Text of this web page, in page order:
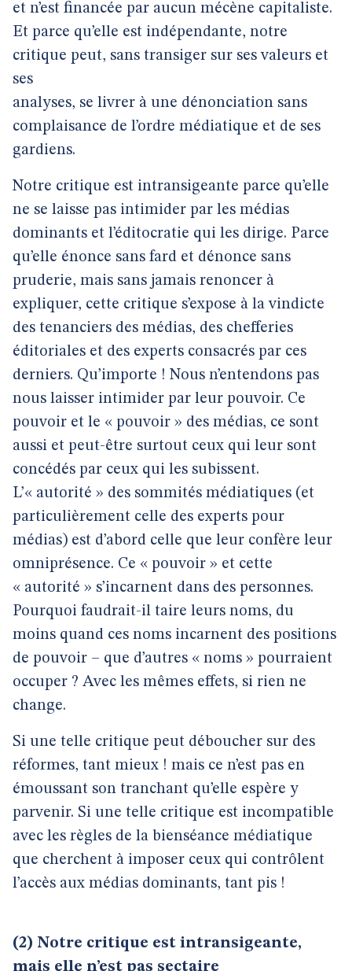
et n’est financée par aucun mécène capitaliste.
Et parce qu’elle est indépendante, notre
critique peut, sans transiger sur ses valeurs et
ses
analyses, se livrer à une dénonciation sans
complaisance de l’ordre médiatique et de ses
gardiens.
Notre critique est intransigeante parce qu’elle
ne se laisse pas intimider par les médias
dominants et l’éditocratie qui les dirige. Parce
qu’elle énonce sans fard et dénonce sans
pruderie, mais sans jamais renoncer à
expliquer, cette critique s’expose à la vindicte
des tenanciers des médias, des chefferies
éditoriales et des experts consacrés par ces
derniers. Qu’importe ! Nous n’entendons pas
nous laisser intimider par leur pouvoir. Ce
pouvoir et le « pouvoir » des médias, ce sont
aussi et peut-être surtout ceux qui leur sont
concédés par ceux qui les subissent.
L’« autorité » des sommités médiatiques (et
particulièrement celle des experts pour
médias) est d’abord celle que leur confère leur
omniprésence. Ce « pouvoir » et cette
« autorité » s’incarnent dans des personnes.
Pourquoi faudrait-il taire leurs noms, du
moins quand ces noms incarnent des positions
de pouvoir – que d’autres « noms » pourraient
occuper ? Avec les mêmes effets, si rien ne
change.
Si une telle critique peut déboucher sur des
réformes, tant mieux ! mais ce n’est pas en
émoussant son tranchant qu’elle espère y
parvenir. Si une telle critique est incompatible
avec les règles de la bienséance médiatique
que cherchent à imposer ceux qui contrôlent
l’accès aux médias dominants, tant pis !
(2) Notre critique est intransigeante,
mais elle n’est pas sectaire